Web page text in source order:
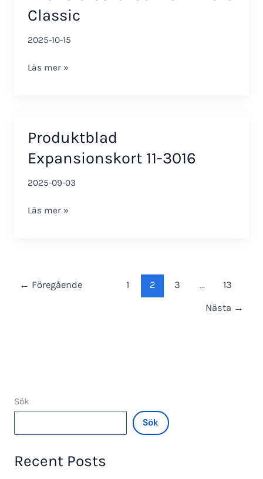
Classic
2025-10-15
Aktivera
Läs mer »
Produktblad
Expansionskort 11-3016
2025-09-03
Produktblad
Läs mer »
← Föregående 1 2 3 … 13
Nästa →
Sök
Sök
Recent Posts